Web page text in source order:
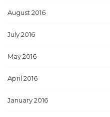
August 2016
July 2016
May 2016
April 2016
January 2016